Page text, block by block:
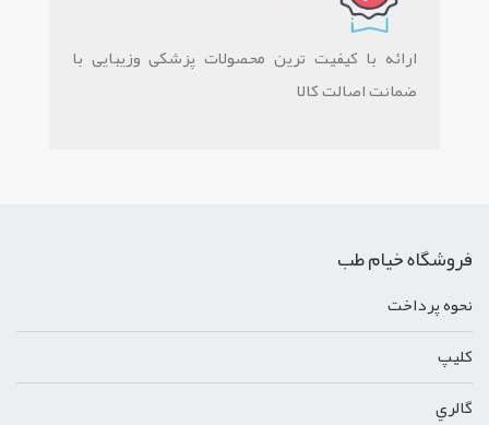
ارائه با کیفیت ترین محصولات پزشکی وزیبایی با
ضمانت اصالت کالا
فروشگاه خیام طب
نحوه پرداخت
کليپ
گالري